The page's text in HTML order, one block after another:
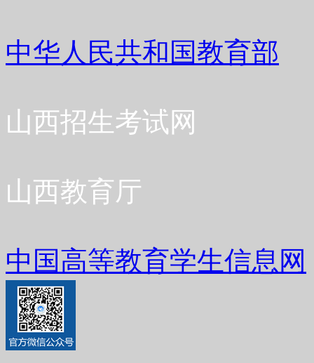
中华人民共和国教育部
山西招生考试网
山西教育厅
中国高等教育学生信息网